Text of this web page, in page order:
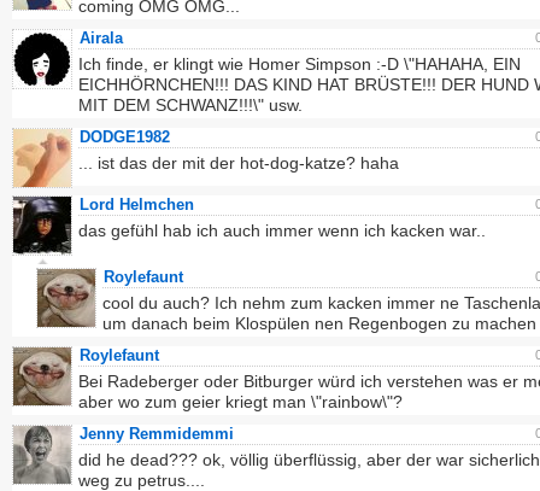
coming OMG OMG...
Airala
Ich finde, er klingt wie Homer Simpson :-D \"HAHAHA, EIN
EICHHÖRNCHEN!!! DAS KIND HAT BRÜSTE!!! DER HUND
MIT DEM SCHWANZ!!!\" usw.
DODGE1982
... ist das der mit der hot-dog-katze? haha
Lord Helmchen
das gefühl hab ich auch immer wenn ich kacken war..
Roylefaunt
cool du auch? Ich nehm zum kacken immer ne
um danach beim Klospülen nen Regenbogen zu machen
Roylefaunt
Bei Radeberger oder Bitburger würd ich verstehen was er
aber wo zum geier kriegt man \"rainbow\"?
Jenny Remmidemmi
did he dead??? ok, völlig überflüssig, aber der war
weg zu petrus....